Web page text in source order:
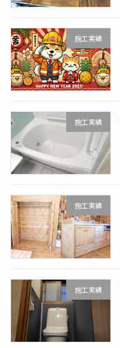
施工実績
施工実績
施工実績
施工実績